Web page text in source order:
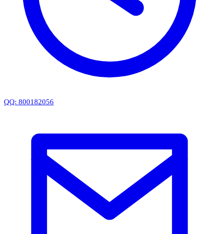
QQ: 800182056